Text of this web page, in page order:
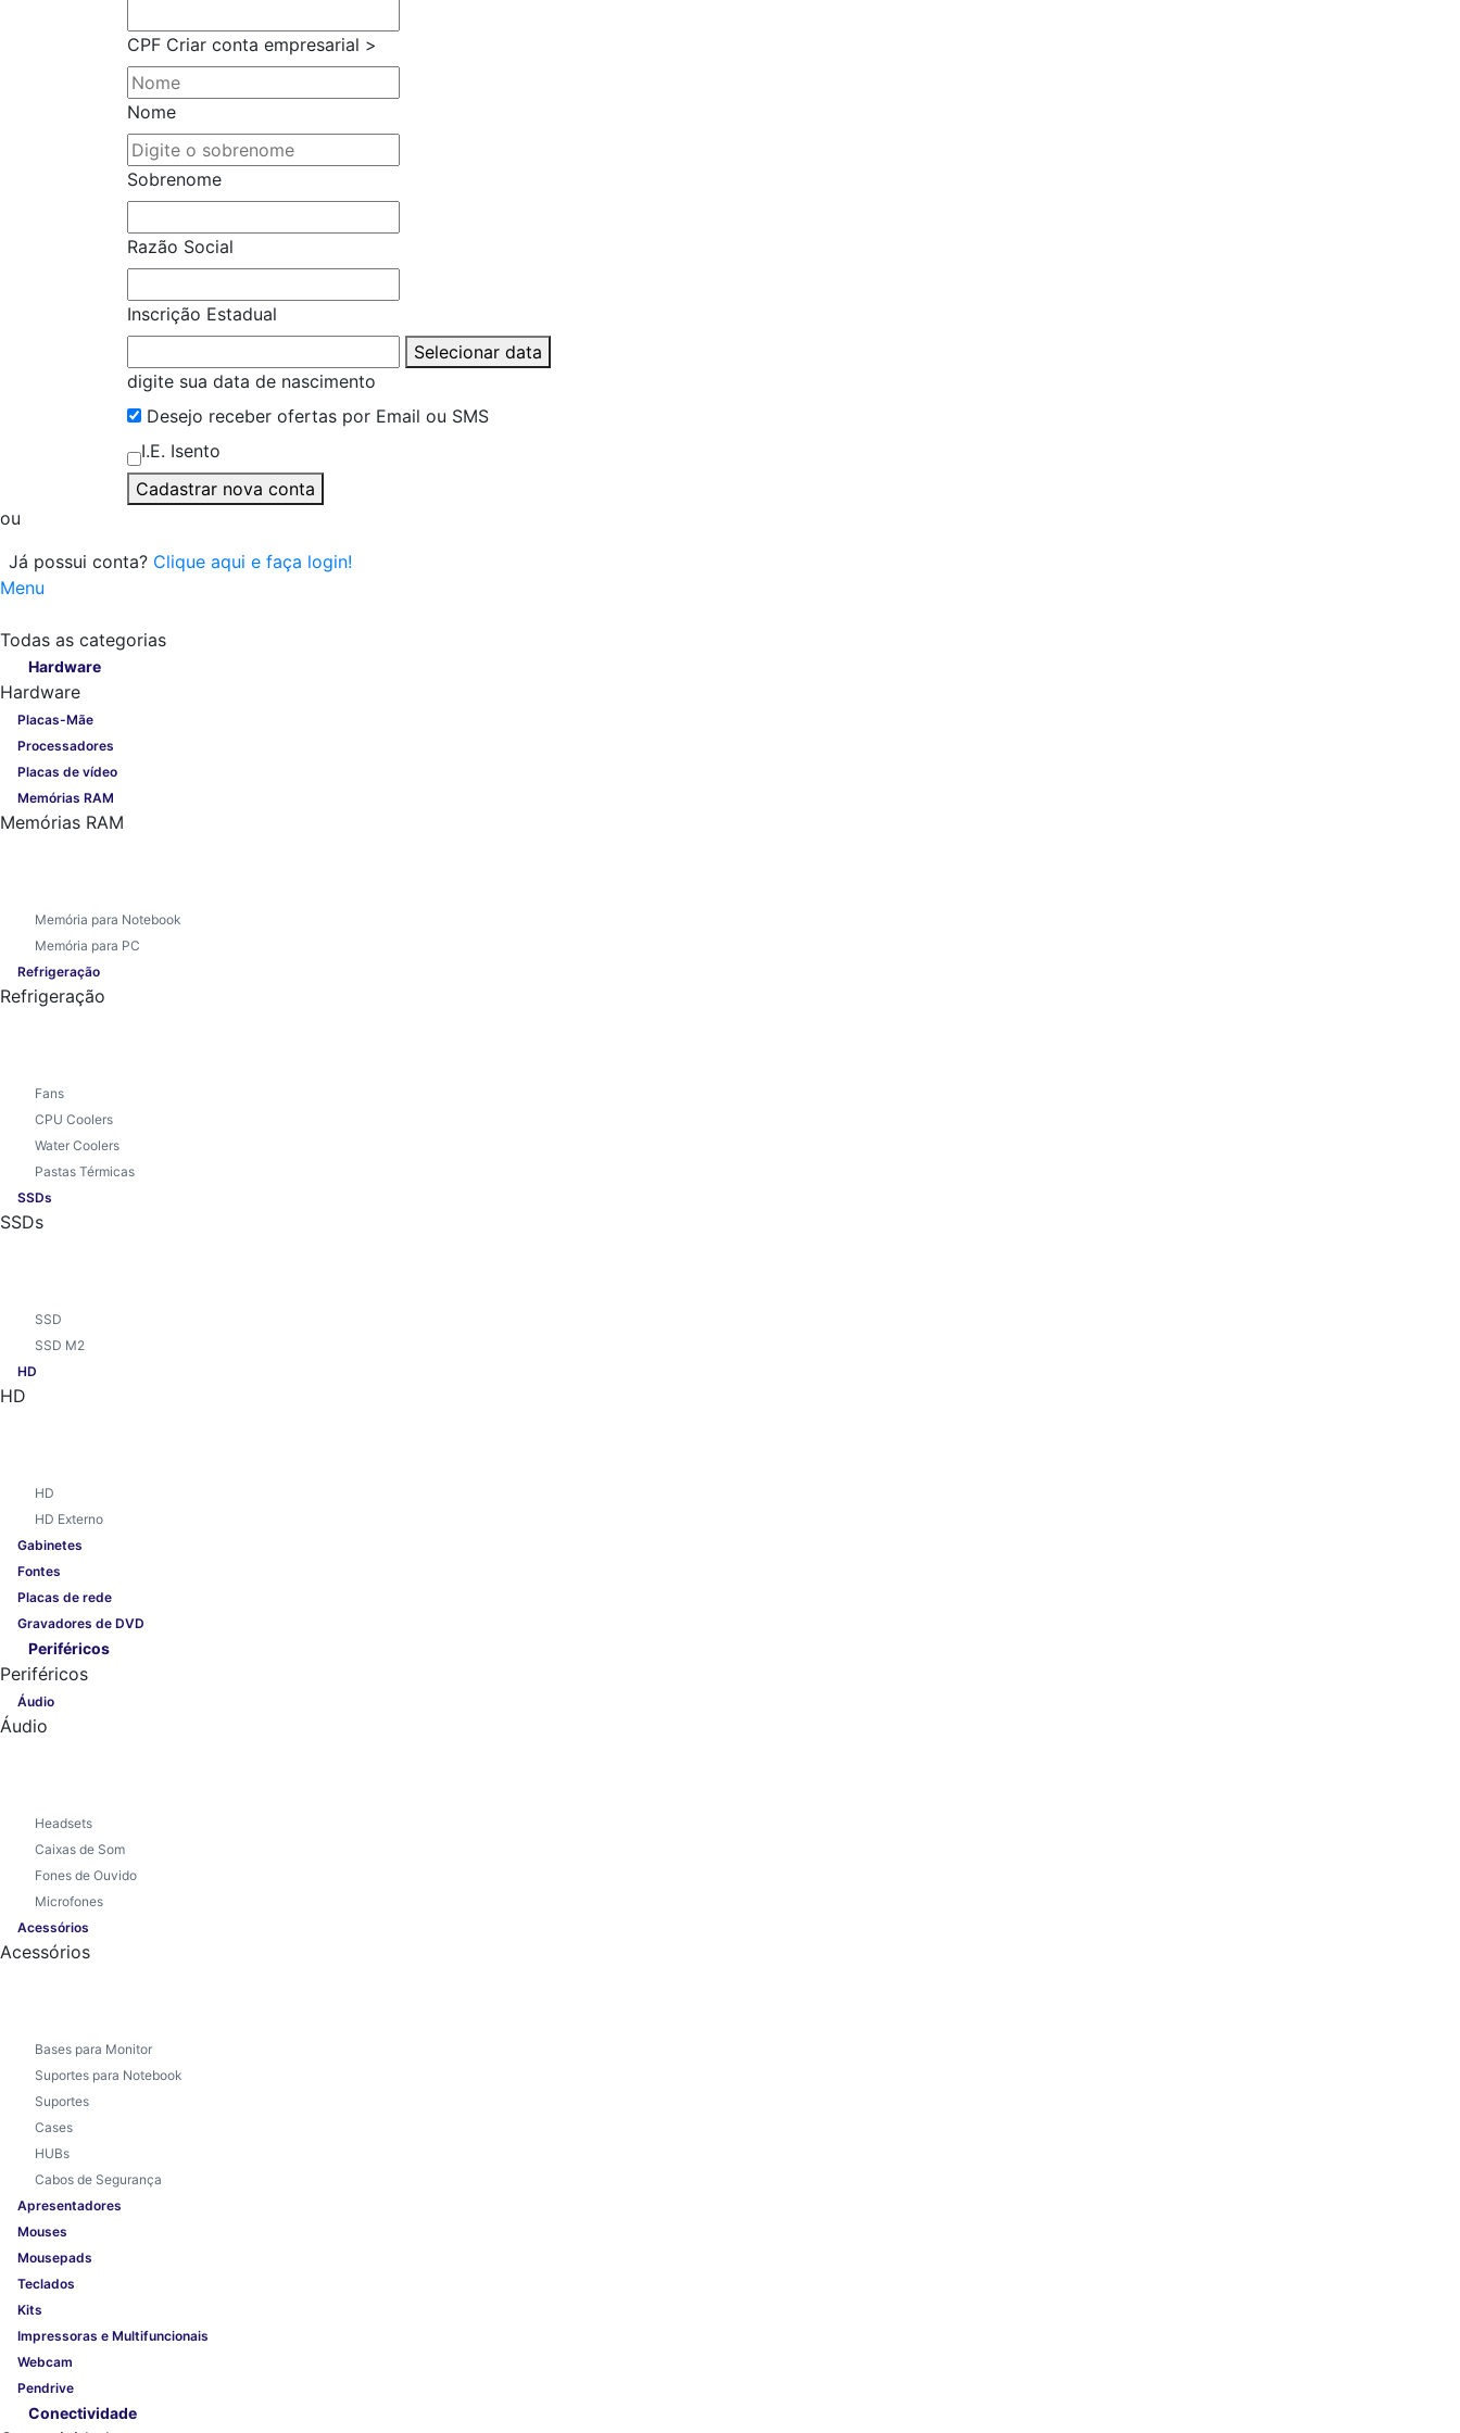
CPF Criar conta empresarial >
Nome
Sobrenome
Razão Social
Inscrição Estadual
Selecionar data
digite sua data de nascimento
Desejo receber ofertas por Email ou SMS
I.E. Isento
Cadastrar nova conta
ou
Já possui conta? Clique aqui e faça login!
Menu
Todas as categorias
Hardware
Hardware
Placas-Mãe
Processadores
Placas de vídeo
Memórias RAM
Memórias RAM
Memória para Notebook
Memória para PC
Refrigeração
Refrigeração
Fans
CPU Coolers
Water Coolers
Pastas Térmicas
SSDs
SSDs
SSD
SSD M2
HD
HD
HD
HD Externo
Gabinetes
Fontes
Placas de rede
Gravadores de DVD
Periféricos
Periféricos
Áudio
Áudio
Headsets
Caixas de Som
Fones de Ouvido
Microfones
Acessórios
Acessórios
Bases para Monitor
Suportes para Notebook
Suportes
Cases
HUBs
Cabos de Segurança
Apresentadores
Mouses
Mousepads
Teclados
Kits
Impressoras e Multifuncionais
Webcam
Pendrive
Conectividade